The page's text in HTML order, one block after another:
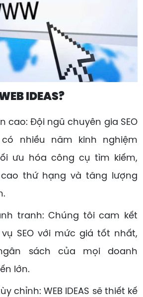
IDEAS?
Đội ngũ chuyên gia SEO
nhiều năm kinh nghiệm
ưu hóa công cụ tìm kiếm,
thứ hạng và tăng lượng
tranh: Chúng tôi cam kết
SEO với mức giá tốt nhất,
sách của mọi doanh
lớn.
chỉnh: WEB IDEAS sẽ thiết kế